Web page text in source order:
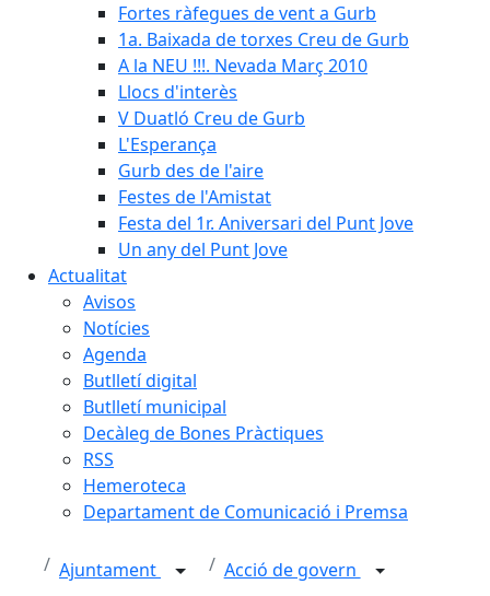
Fortes ràfegues de vent a Gurb
1a. Baixada de torxes Creu de Gurb
A la NEU !!!. Nevada Març 2010
Llocs d'interès
V Duatló Creu de Gurb
L'Esperança
Gurb des de l'aire
Festes de l'Amistat
Festa del 1r. Aniversari del Punt Jove
Un any del Punt Jove
Actualitat
Avisos
Notícies
Agenda
Butlletí digital
Butlletí municipal
Decàleg de Bones Pràctiques
RSS
Hemeroteca
Departament de Comunicació i Premsa
Ajuntament Acció de govern